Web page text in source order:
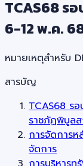
TCAS68 ร
6-12 พ.ค.
หมายเหตุสำหรับ
สารบัญ
TCAS68 ร
ราชภัฏพิบูล
การจัดการ
จัดการ